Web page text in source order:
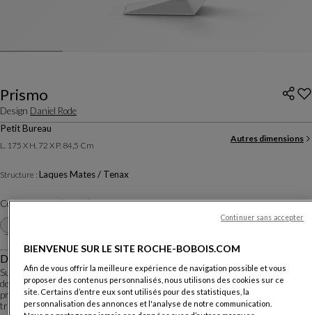
Prismo
Design Daniel Rode
Petit Bureau
L. 175 X H. 72 X P. 84,5 Cm
Autres dimensions
Structure : Laques Mates / Tenax
Coloris :Blanc (Tenax)
Personnaliser
Description
Sur le principe des avions de chasse échappant aux radars, Daniel Rode a
dessiné Prismo pour tenter d’échapper aux lois de la pesanteur par la
prouesse d’un porte-à-faux spectaculaire et l’élégance prismatique de formes
triangulées.
BIENVENUE SUR LE SITE ROCHE-BOBOIS.COM
Afin de vous offrir la meilleure expérience de navigation possible et vous
proposer des contenus personnalisés, nous utilisons des cookies sur ce
site. Certains d’entre eux sont utilisés pour des statistiques, la
personnalisation des annonces et l'analyse de notre communication.
Continuer sans accepter